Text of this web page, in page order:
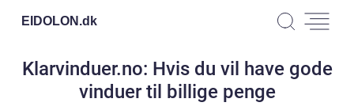
EIDOLON.dk
Klarvinduer.no: Hvis du vil have gode
vinduer til billige penge